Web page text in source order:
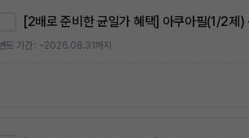
[2배로 준비한 균일가 혜택] 아쿠아필(1/2제
트 기간 : ~2026.08.31까지